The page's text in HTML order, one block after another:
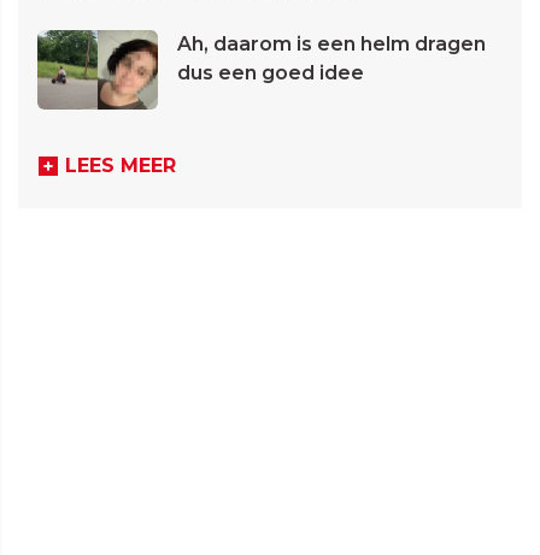
Ah, daarom is een helm dragen
dus een goed idee
LEES MEER